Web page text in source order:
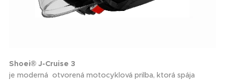
Shoei® J-Cruise 3
je moderná otvorená motocyklová prilba, ktorá spája